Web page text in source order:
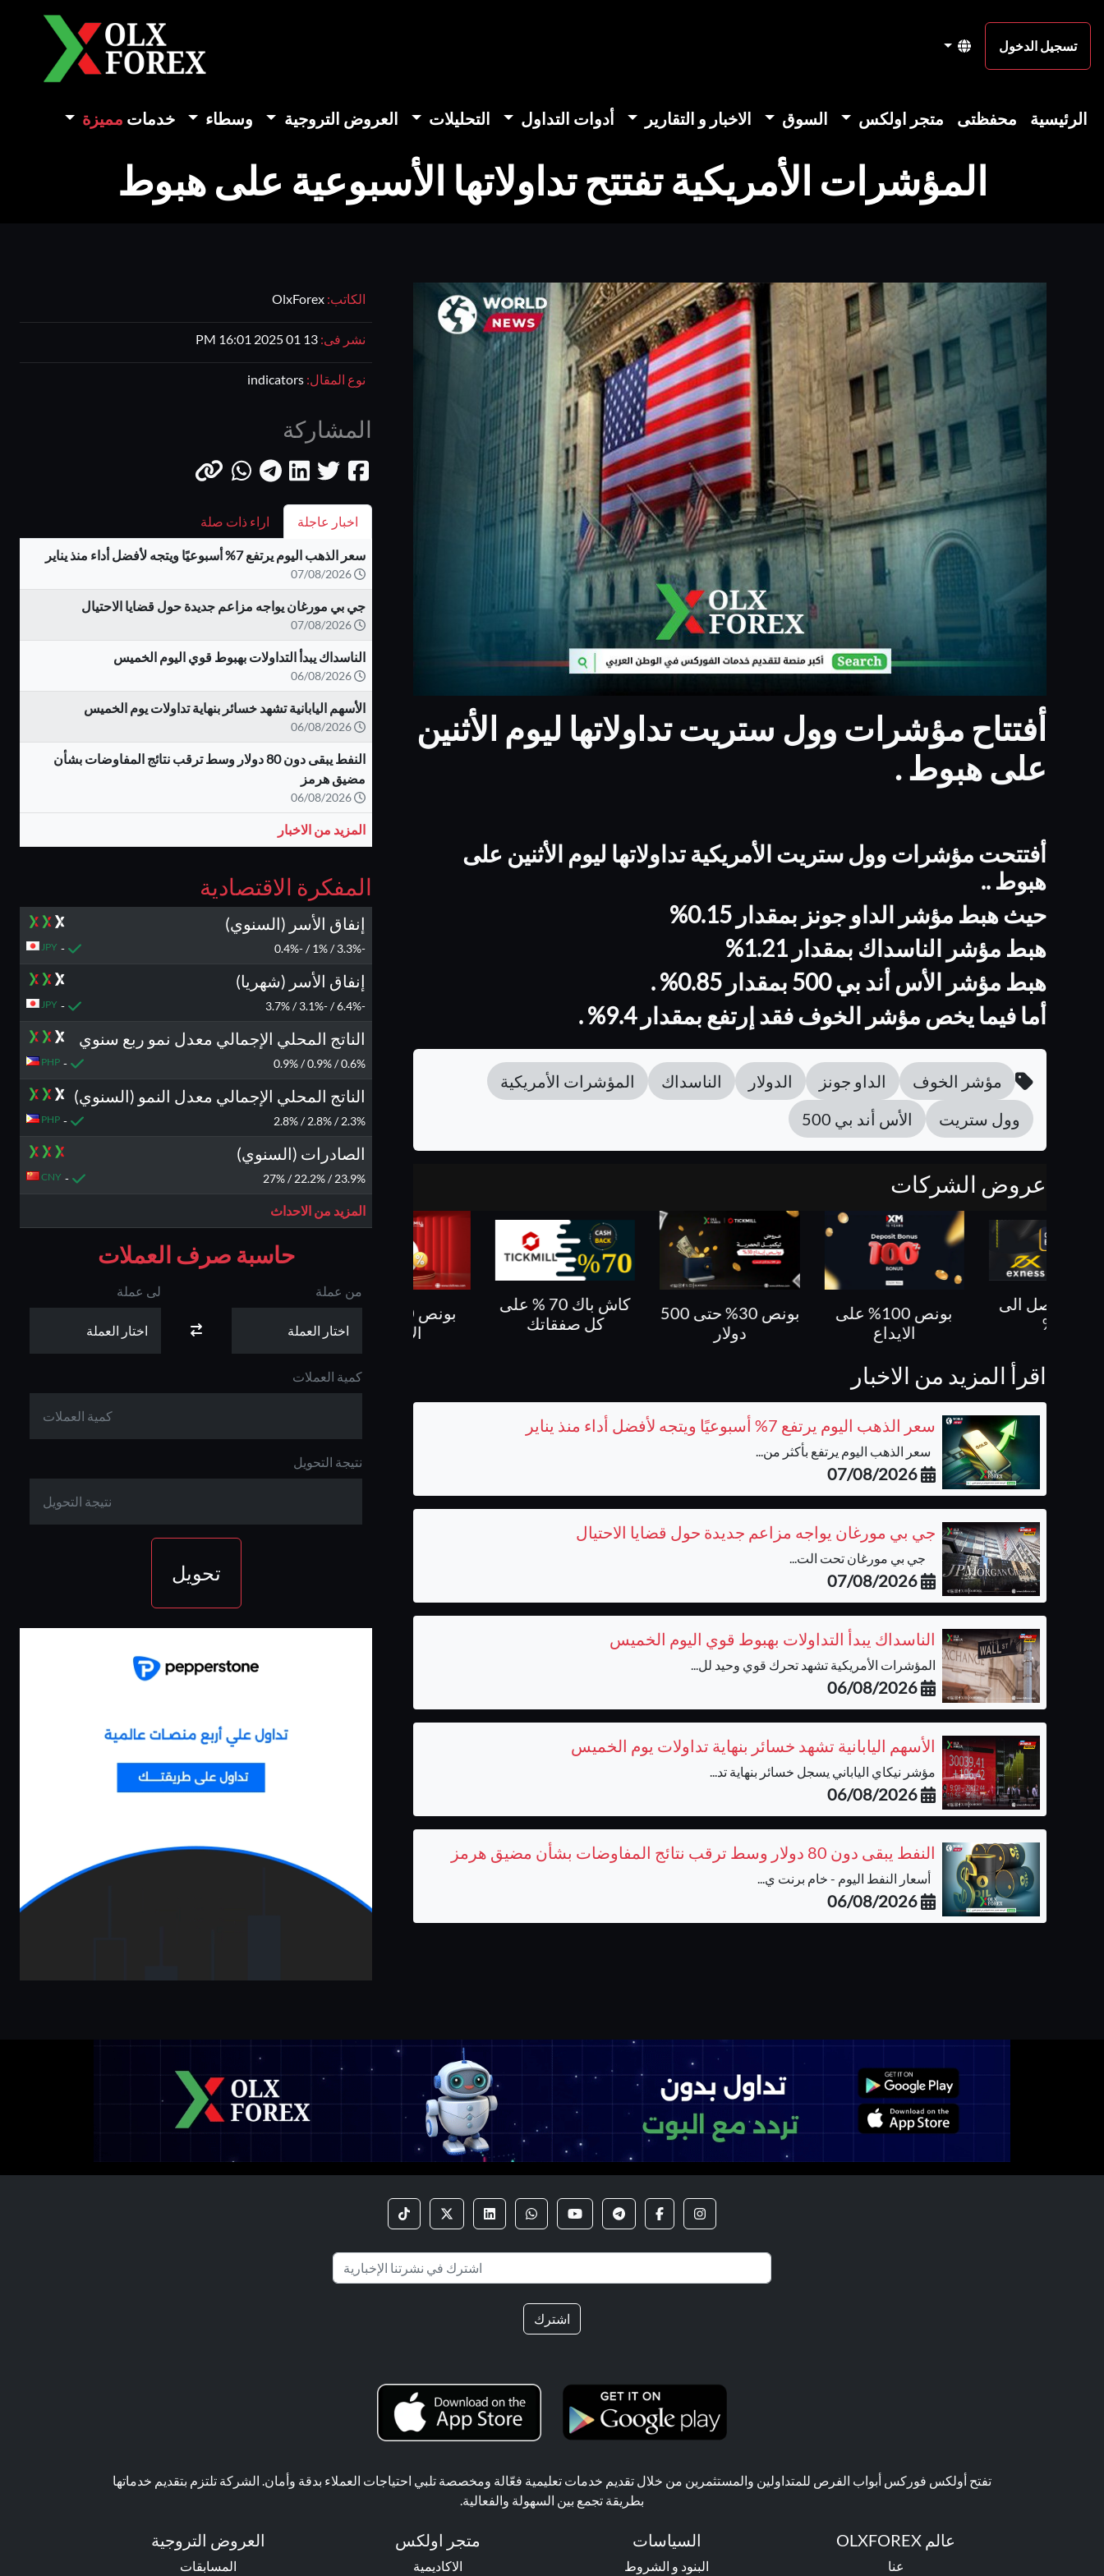
تسجيل الدخول
الرئيسية محفظتى متجر اولكس السوق الاخبار و التقارير أدوات التداول التحليلات العروض التروجية وسطاء خدمات مميزة
المؤشرات الأمريكية تفتتح تداولاتها الأسبوعية على هبوط
الكاتب:
نشر فى:
نوع المقال:
المشاركة
اخبار عاجلة اراء ذات صلة
سعر الذهب اليوم يرتفع 7% أسبوعيًا ويتجه لأفضل أداء منذ يناير
07/08/2026
جي بي مورغان يواجه مزاعم جديدة حول قضايا الاحتيال
07/08/2026
الناسداك يبدأ التداولات بهبوط قوي اليوم الخميس
06/08/2026
الأسهم اليابانية تشهد خسائر بنهاية تداولات يوم الخميس
06/08/2026
النفط يبقى دون 80 دولار وسط ترقب نتائج المفاوضات بشأن
مضيق هرمز
06/08/2026
المزيد من الاخبار
المفكرة الاقتصادية
إنفاق الأسر (السنوي)
-3.3% / 1% / -0.4%
-
JPY
إنفاق الأسر (شهريا)
-6.4% / -3.1% / 3.7%
-
JPY
الناتج المحلي الإجمالي معدل نمو ربع سنوي
0.6% / 0.9% / 0.9%
-
PHP
الناتج المحلي الإجمالي معدل النمو (السنوي)
2.3% / 2.8% / 2.8%
-
PHP
الصادرات (السنوي)
23.9% / 22.2% / 27%
-
CNY
المزيد من الاحداث
حاسبة صرف العملات
من عملة لى عملة
كمية العملات
نتيجة التحويل
تحويل
أفتتاح مؤشرات وول ستريت تداولاتها ليوم الأثنين
على هبوط .
أفتتحت مؤشرات وول ستريت الأمريكية تداولاتها ليوم الأثنين على
هبوط ..
حيث هبط مؤشر الداو جونز بمقدار 0.15%
هبط مؤشر الناسداك بمقدار 1.21%
هبط مؤشر الأس أند بي 500 بمقدار 0.85% .
أما فيما يخص مؤشر الخوف فقد إرتفع بمقدار 9.4% .
مؤشر الخوف الداو جونز الدولار الناسداك
المؤشرات الأمريكية
وول ستريت
الأس أند بي 500
عروض الشركات
بونص 100% على
الايداع
بونص 30% حتى 500
دولار
كاش باك 70 % على
كل صفقاتك
بونص 10 % على
الايداع
كاش باك حتى 60%
كاش باك يصل الى
بونص 100% على
الايداع
اقرأ المزيد من الاخبار
سعر الذهب اليوم يرتفع 7% أسبوعيًا ويتجه لأفضل أداء منذ يناير
سعر الذهب اليوم يرتفع بأكثر من...
07/08/2026
جي بي مورغان يواجه مزاعم جديدة حول قضايا الاحتيال
جي بي مورغان تحت الت...
07/08/2026
الناسداك يبدأ التداولات بهبوط قوي اليوم الخميس
المؤشرات الأمريكية تشهد تحرك قوي وحيد لل...
06/08/2026
الأسهم اليابانية تشهد خسائر بنهاية تداولات يوم الخميس
مؤشر نيكاي الياباني يسجل خسائر بنهاية تد...
06/08/2026
النفط يبقى دون 80 دولار وسط ترقب نتائج المفاوضات بشأن مضيق هرمز
أسعار النفط اليوم - خام برنت ي...
06/08/2026
اشترك
تفتح أولكس فوركس أبواب الفرص للمتداولين والمستثمرين من خلال تقديم خدمات تعليمية فعّالة ومخصصة تلبي احتياجات العملاء بدقة وأمان. الشركة تلتزم بتقديم خدماتها
بطريقة تجمع بين السهولة والفعالية.
عالم OLXFOREX
عنا
السياسات
البنود و الشروط
متجر اولكس
الاكاديمية
العروض التروجية
المسابقات